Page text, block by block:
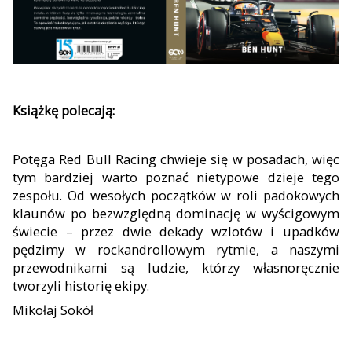
Książkę polecają:
Potęga Red Bull Racing chwieje się w posadach, więc
tym bardziej warto poznać nietypowe dzieje tego
zespołu. Od wesołych początków w roli padokowych
klaunów po bezwzględną dominację w wyścigowym
świecie – przez dwie dekady wzlotów i upadków
pędzimy w rockandrollowym rytmie, a naszymi
przewodnikami są ludzie, którzy własnoręcznie
tworzyli historię ekipy.
Mikołaj Sokół